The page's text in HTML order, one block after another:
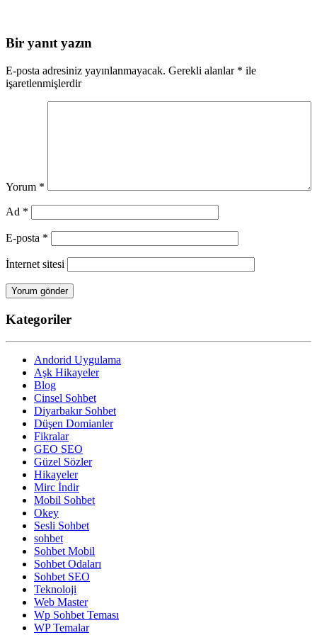
Bir yanıt yazın
E-posta adresiniz yayınlanmayacak. Gerekli alanlar * ile
işaretlenmişlerdir
Yorum *
Ad *
E-posta *
İnternet sitesi
Kategoriler
Andorid Uygulama
Aşk Hikayeler
Blog
Cinsel Sohbet
Diyarbakır Sohbet
Düşen Domianler
Fikralar
GEO SEO
Güzel Sözler
Hikayeler
Mirc İndir
Mobil Sohbet
Okey
Sesli Sohbet
sohbet
Sohbet Mobil
Sohbet Odaları
Sohbet SEO
Teknoloji
Web Master
Wp Sohbet Teması
WP Temalar